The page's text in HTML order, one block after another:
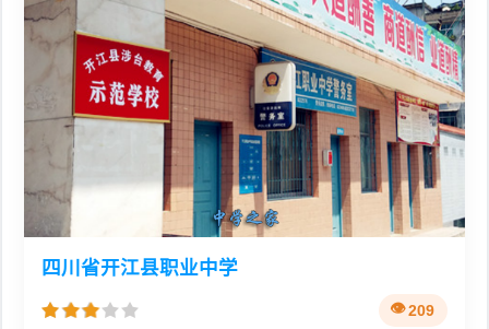
四川省开江县职业中学
209